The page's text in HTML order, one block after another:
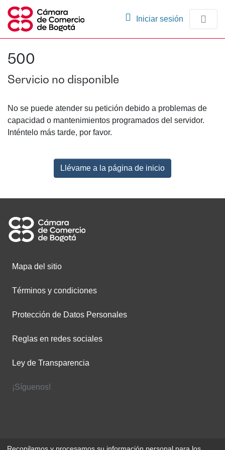
Iniciar sesión (current)
500
Servicio no disponible
No se puede atender su petición debido a problemas de
capacidad o mantenimientos programados del servidor.
Inténtelo más tarde, por favor.
Llévame a la página de inicio
Mapa del sitio
Términos y condiciones
Protección de Datos Personales
Reglas en redes sociales
Ley de Transparencia
¡Síguenos!